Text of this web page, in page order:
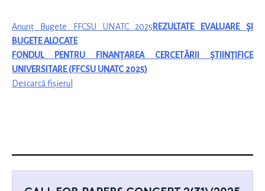
Anunț Bugete FFCSU UNATC 2025 REZULTATE EVALUARE ȘI
BUGETE ALOCATE
FONDUL PENTRU FINANȚAREA CERCETĂRII ȘTIINȚIFICE
UNIVERSITARE (FFCSU UNATC 2025)
Descarcă fișierul